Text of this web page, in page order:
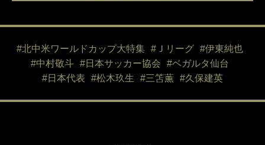
#北中米ワールドカップ大特集 #Ｊリーグ
#伊東純也
#中村敬斗
#日本サッカー協会
#ベガルタ仙台
#日本代表
#松木玖生 #三笘薫 #久保建英